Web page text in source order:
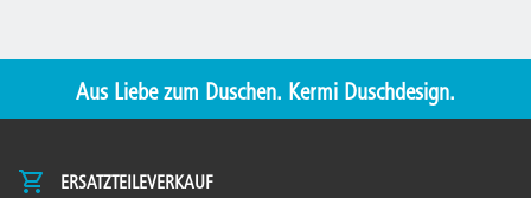
Aus Liebe zum Duschen. Kermi Duschdesign.
ERSATZTEILEVERKAUF